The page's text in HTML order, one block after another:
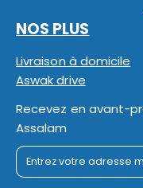
NOS PLUS
Livraison à domicile
Aswak drive
Recevez en avant-
Assalam